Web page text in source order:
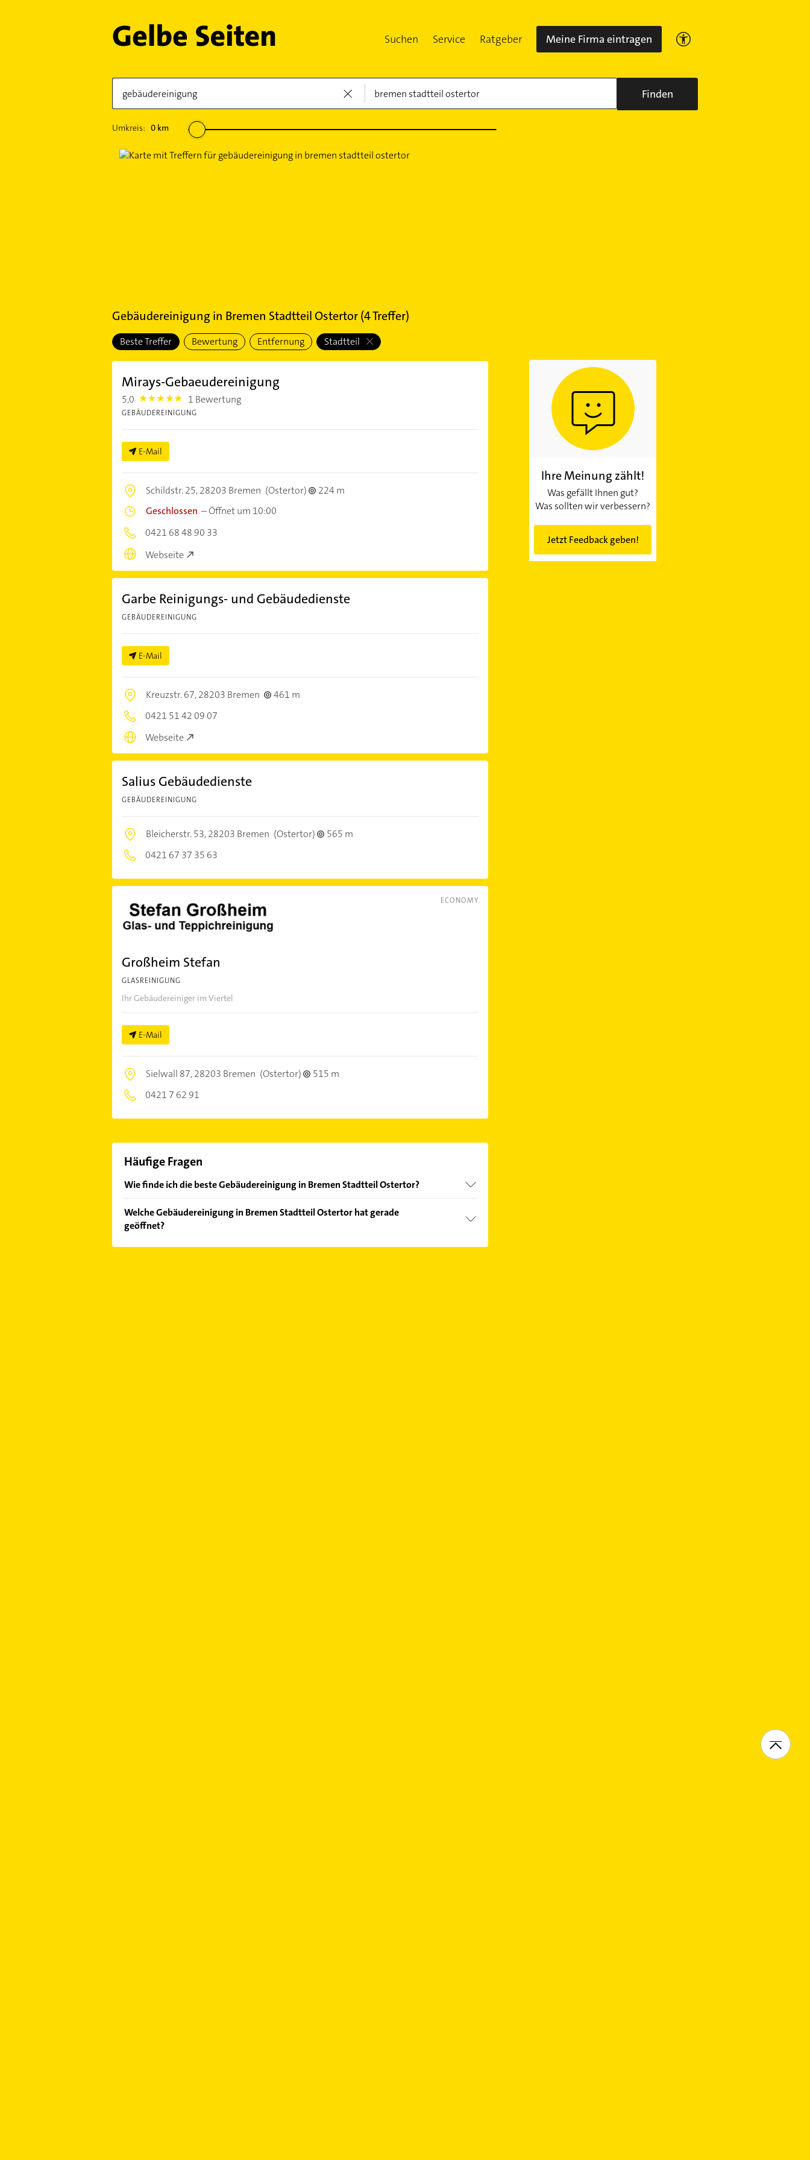
Suchen Service Ratgeber Meine Firma eintragen
Finden
Umkreis: 0km
Gebäudereinigung in Bremen Stadtteil Ostertor(4Treffer)
Beste Treffer Bewertung Entfernung Stadtteil
Mirays-Gebaeudereinigung
5,0 5.0 1 Bewertung
GEBÄUDEREINIGUNG
E-Mail
Schildstr. 25,28203 Bremen (Ostertor)
224 m
Geschlossen –Öffnet um 10:00
0421 68 48 90 33
Webseite
Garbe Reinigungs- und Gebäudedienste
GEBÄUDEREINIGUNG
E-Mail
Kreuzstr. 67,28203 Bremen
461 m
0421 51 42 09 07
Webseite
Salius Gebäudedienste
GEBÄUDEREINIGUNG
Bleicherstr. 53,28203 Bremen (Ostertor)
565 m
0421 67 37 35 63
ECONOMY
Großheim Stefan
GLASREINIGUNG
Ihr Gebäudereiniger im Viertel
E-Mail
Sielwall 87,28203 Bremen (Ostertor)
515 m
0421 7 62 91
Häufige Fragen
Wie finde ich die beste Gebäudereinigung in Bremen Stadtteil Ostertor?
von den Empfehlungen. Die Suchergebnisse können Sie sich einfach nach
Bewertungen
Welche Gebäudereinigung in Bremen Stadtteil Ostertor hat gerade
geöffnet?
Im Anbieter-Bereich finden Sie alleÖffnungszeiten. Bitte beachten Sie, dass diese an
Ihre Meinung zählt!
Was gefällt Ihnen gut?
Was sollten wir verbessern?
Jetzt Feedback geben!